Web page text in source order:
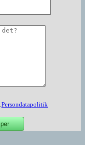
Persondatapolitik